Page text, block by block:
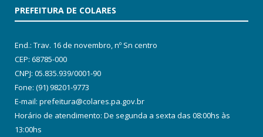
PREFEITURA DE COLARES
End.: Trav. 16 de novembro, nº Sn centro
CEP: 68785-000
CNPJ: 05.835.939/0001-90
Fone: (91) 98201-9773
E-mail: prefeitura@colares.pa.gov.br
Horário de atendimento: De segunda a sexta das 08:00hs às
13:00hs